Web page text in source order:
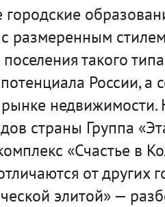
размеренным
такого
России, а
страны Группа
«Счастье в
от других
элитой» —